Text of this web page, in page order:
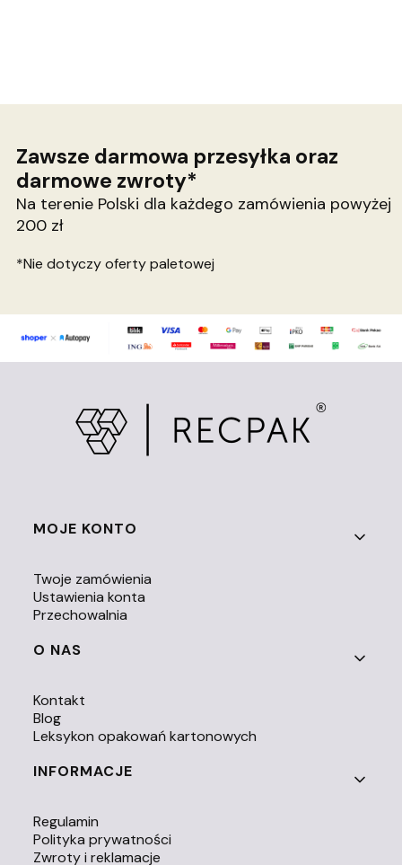
Zawsze darmowa przesyłka oraz
darmowe zwroty*
Na terenie Polski dla każdego zamówienia powyżej
200 zł
*Nie dotyczy oferty paletowej
Linki w stopce
MOJE KONTO
Twoje zamówienia
Ustawienia konta
Przechowalnia
O NAS
Kontakt
Blog
Leksykon opakowań kartonowych
INFORMACJE
Regulamin
Polityka prywatności
Zwroty i reklamacje